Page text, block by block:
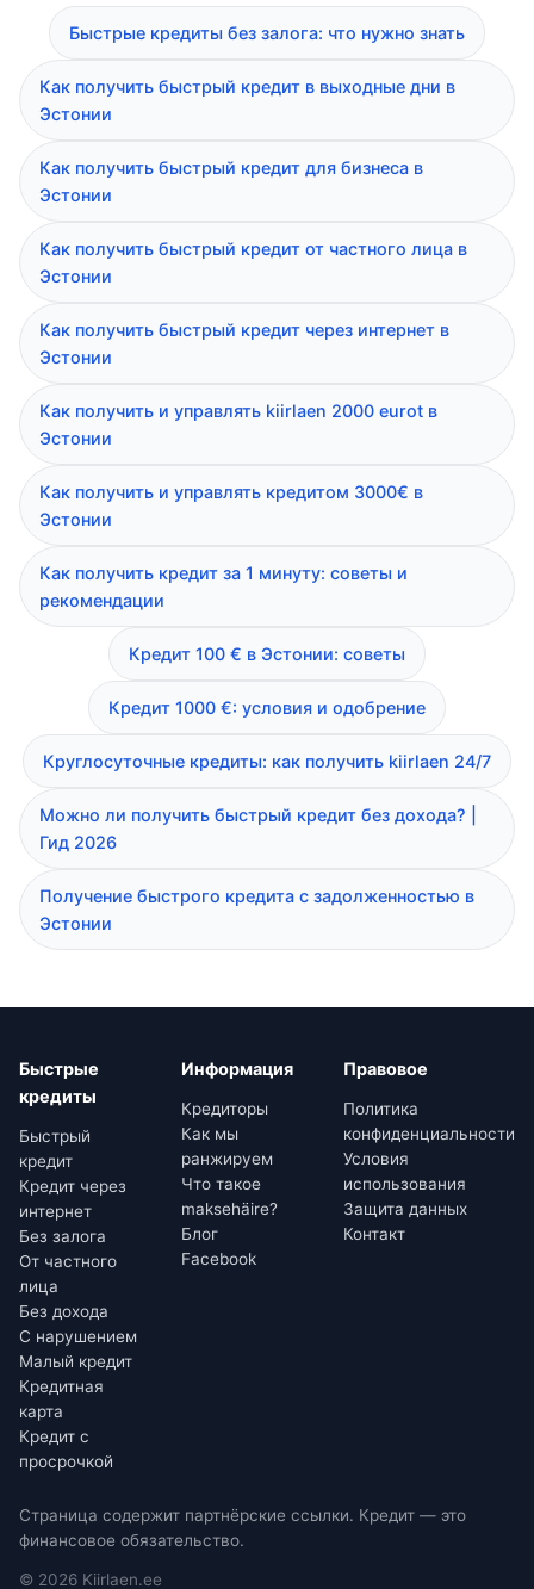
Быстрые кредиты без залога: что нужно знать
Как получить быстрый кредит в выходные дни в
Эстонии
Как получить быстрый кредит для бизнеса в
Эстонии
Как получить быстрый кредит от частного лица в
Эстонии
Как получить быстрый кредит через интернет в
Эстонии
Как получить и управлять kiirlaen 2000 eurot в
Эстонии
Как получить и управлять кредитом 3000€ в
Эстонии
Как получить кредит за 1 минуту: советы и
рекомендации
Кредит 100 € в Эстонии: советы
Кредит 1000 €: условия и одобрение
Круглосуточные кредиты: как получить kiirlaen 24/7
Можно ли получить быстрый кредит без дохода? |
Гид 2026
Получение быстрого кредита с задолженностью в
Эстонии
Быстрые
кредиты
Быстрый
кредит
Кредит через
интернет
Без залога
От частного
лица
Без дохода
С нарушением
Малый кредит
Кредитная
карта
Кредит с
просрочкой
Информация
Кредиторы
Как мы
ранжируем
Что такое
maksehäire?
Блог
Facebook
Правовое
Политика
конфиденциальности
Условия
использования
Защита данных
Контакт
Страница содержит партнёрские ссылки. Кредит — это
финансовое обязательство.
© 2026 Kiirlaen.ee